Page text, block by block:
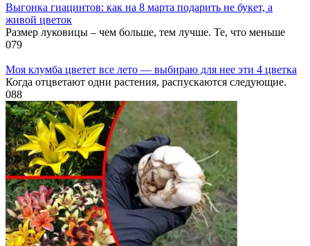
Выгонка гиацинтов: как на 8 марта подарить не букет, а
живой цветок
Размер луковицы – чем больше, тем лучше. Те, что меньше
079
Моя клумба цветет все лето — выбираю для нее эти 4 цветка
Когда отцветают одни растения, распускаются следующие.
088